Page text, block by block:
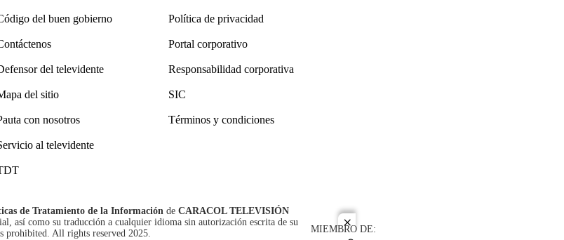
close
del buen gobierno
del televidente
del sitio
con nosotros
al televidente
Política de privacidad
Portal corporativo
Responsabilidad corporativa
SIC
Términos y condiciones
de Tratamiento de la Información de CARACOL TELEVISIÓN
así como su traducción a cualquier idioma sin autorización escrita de su
All rights reserved 2025.
MIEMBRO DE: